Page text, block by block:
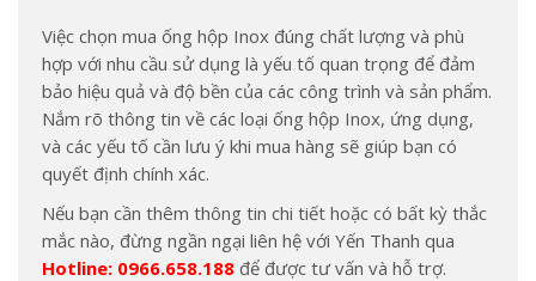
Việc chọn mua ống hộp Inox đúng chất lượng và phù
hợp với nhu cầu sử dụng là yếu tố quan trọng để đảm
bảo hiệu quả và độ bền của các công trình và sản phẩm.
Nắm rõ thông tin về các loại ống hộp Inox, ứng dụng,
và các yếu tố cần lưu ý khi mua hàng sẽ giúp bạn có
quyết định chính xác.
Nếu bạn cần thêm thông tin chi tiết hoặc có bất kỳ thắc
mắc nào, đừng ngần ngại liên hệ với Yến Thanh qua
Hotline: 0966.658.188 để được tư vấn và hỗ trợ.